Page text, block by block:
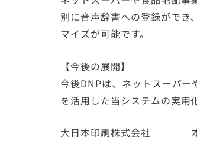
別に音声辞書への登録ができ
マイズが可能です。
【今後の展開】
今後DNPは、ネットスーパ
を活用した当システムの実用
大日本印刷株式会社 本